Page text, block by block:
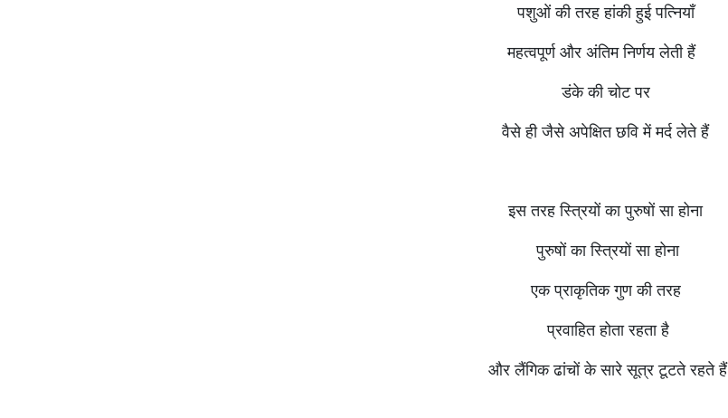
पशुओं की तरह हांकी हुई पत्नियाँ
महत्वपूर्ण और अंतिम निर्णय लेती हैं
डंके की चोट पर
वैसे ही जैसे अपेक्षित छवि में मर्द लेते हैं
इस तरह स्त्रियों का पुरुषों सा होना
पुरुषों का स्त्रियों सा होना
एक प्राकृतिक गुण की तरह
प्रवाहित होता रहता है
और लैंगिक ढांचों के सारे सूत्र टूटते रहते हैं